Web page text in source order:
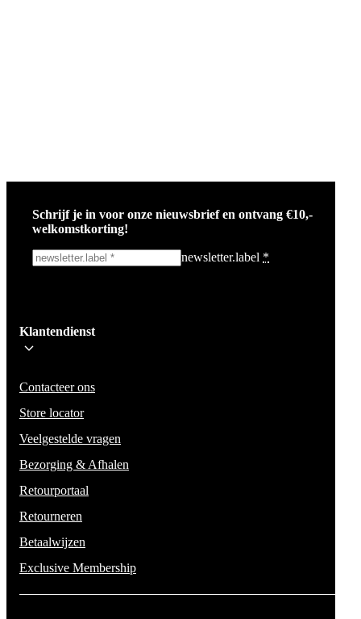
Schrijf je in voor onze nieuwsbrief en ontvang €10,-
welkomstkorting!
newsletter.label *
Wees op de hoogte voor het laatste nieuws, campagnes en acties. We
mail niet delen en geen spam verzenden.
Klantendienst
Contacteer ons
Store locator
Veelgestelde vragen
Bezorging & Afhalen
Retourportaal
Retourneren
Betaalwijzen
Exclusive Membership